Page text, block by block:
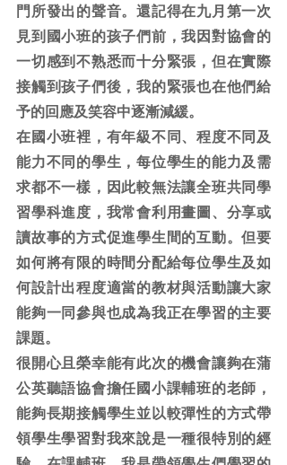
門所發出的聲音。還記得在九月第一次
見到國小班的孩子們前，我因對協會的
一切感到不熟悉而十分緊張，但在實際
接觸到孩子們後，我的緊張也在他們給
予的回應及笑容中逐漸減緩。
在國小班裡，有年級不同、程度不同及
能力不同的學生，每位學生的能力及需
求都不一樣，因此較無法讓全班共同學
習學科進度，我常會利用畫圖、分享或
讀故事的方式促進學生間的互動。但要
如何將有限的時間分配給每位學生及如
何設計出程度適當的教材與活動讓大家
能夠一同參與也成為我正在學習的主要
課題。
很開心且榮幸能有此次的機會讓夠在蒲
公英聽語協會擔任國小課輔班的老師，
能夠長期接觸學生並以較彈性的方式帶
領學生學習對我來說是一種很特別的經